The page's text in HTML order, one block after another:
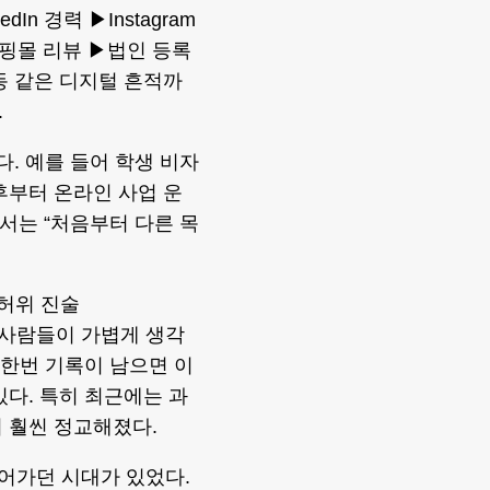
경력 ▶Instagram
몰 리뷰 ▶법인 등록
같은 디지털 흔적까
. 예를 들어 학생 비자
부터 온라인 사업 운
는 “처음부터 다른 목
위 진술
람들이 가볍게 생각
번 기록이 남으면 이
다. 특히 최근에는 과
훨씬 정교해졌다.
가던 시대가 있었다.